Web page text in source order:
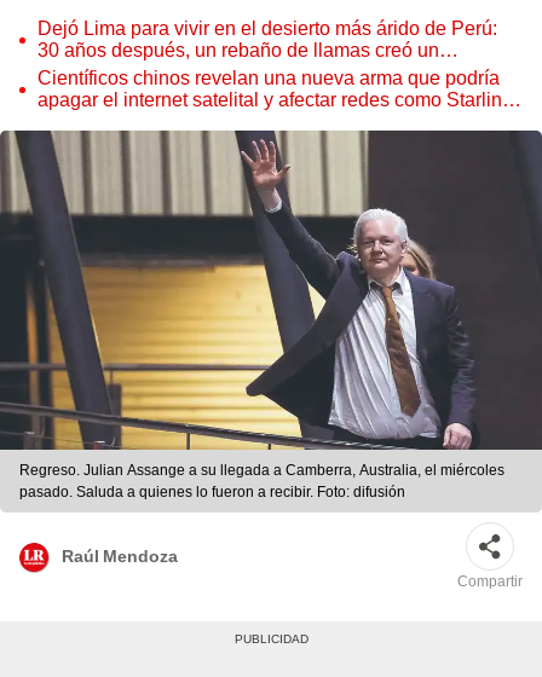
Dejó Lima para vivir en el desierto más árido de Perú:
30 años después, un rebaño de llamas creó un
sorprendente ecosistema
Científicos chinos revelan una nueva arma que podría
apagar el internet satelital y afectar redes como Starlink
Regreso. Julian Assange a su llegada a Camberra, Australia, el miércoles
pasado. Saluda a quienes lo fueron a recibir. Foto: difusión
Raúl Mendoza
Compartir